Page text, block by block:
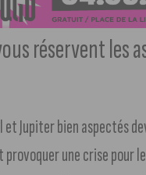
réservent les
et Jupiter bien aspectés
une crise pour